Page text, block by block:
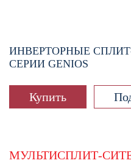
ИНВЕРТОРНЫЕ
СЕРИИ GENIOS
Купить
МУЛЬТИСПЛИТ-